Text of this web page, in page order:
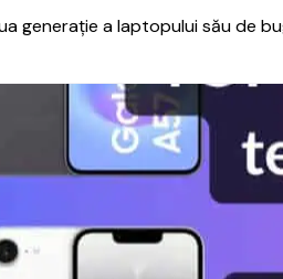
generație a laptopului său de